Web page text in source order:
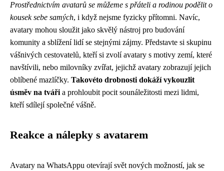
Prostřednictvím avatarů se můžeme s přáteli a rodinou podělit o
kousek sebe samých, i když nejsme fyzicky přítomni. Navíc,
avatary mohou sloužit jako skvělý nástroj pro budování
komunity a sblížení lidí se stejnými zájmy. Představte si skupinu
vášnivých cestovatelů, kteří si zvolí avatary s motivy zemí, které
navštívili, nebo milovníky zvířat, jejichž avatary zobrazují jejich
oblíbené mazlíčky. Takovéto drobnosti dokáží vykouzlit
úsměv na tváři a prohloubit pocit sounáležitosti mezi lidmi,
kteří sdílejí společné vášně.
Reakce a nálepky s avatarem
Avatary na WhatsAppu otevírají svět nových možností, jak se